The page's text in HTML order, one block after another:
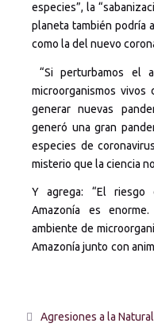
especies”, la
planeta también podría
como la del nuevo
“Si perturbamos el
microorganismos
generar nuevas
generó una gran
especies de
misterio que la ciencia
Y agrega: “El riesgo
Amazonía es enorme.
ambiente de
Amazonía junto con
Agresiones a la